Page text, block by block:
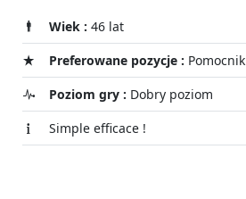
Wiek : 46 lat
Preferowane pozycje : Pomocnik
Poziom gry : Dobry poziom
Simple efficace !